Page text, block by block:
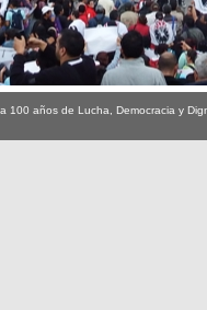
100 años de Lucha, Democracia y